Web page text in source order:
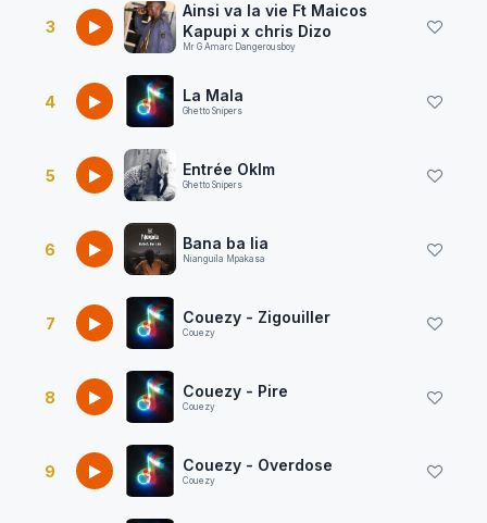
3
Ainsi va la vie Ft Maicos
Kapupi x chris Dizo
Mr G Amarc Dangerousboy
4 La Mala
Ghetto Snipers
5 Entrée Oklm
Ghetto Snipers
6 Bana ba lia
Nianguila Mpakasa
7 Couezy - Zigouiller
Couezy
8 Couezy - Pire
Couezy
9 Couezy - Overdose
Couezy